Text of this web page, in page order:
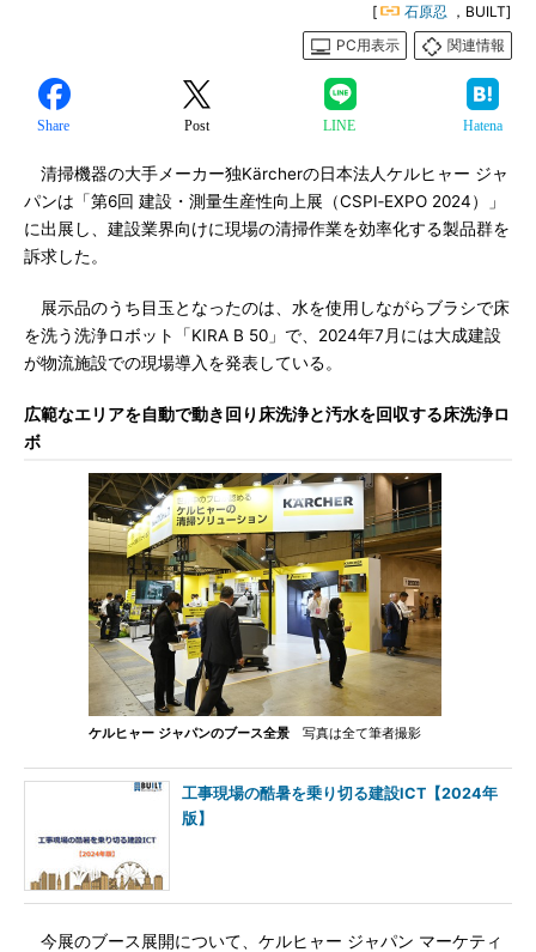
[ 石原忍 ，BUILT]
PC用表示
関連情報
Share Post LINE Hatena
清掃機器の大手メーカー独Kärcherの日本法人ケルヒャー ジャ
パンは「第6回 建設・測量生産性向上展（CSPI‐EXPO 2024）」
に出展し、建設業界向けに現場の清掃作業を効率化する製品群を
訴求した。
展示品のうち目玉となったのは、水を使用しながらブラシで床
を洗う洗浄ロボット「KIRA B 50」で、2024年7月には大成建設
が物流施設での現場導入を発表している。
広範なエリアを自動で動き回り床洗浄と汚水を回収する床洗浄ロ
ボ
ケルヒャー ジャパンのブース全景 写真は全て筆者撮影
工事現場の酷暑を乗り切る建設ICT【2024年
版】
今展のブース展開について、ケルヒャー ジャパン マーケティ